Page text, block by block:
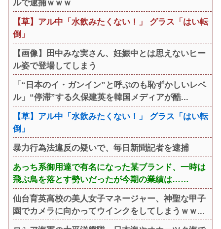
ルで逮捕ｗｗｗ
【草】アル中「水飲みたくない！」 グラス「はい転
倒」
【画像】田中みな実さん、妊娠中とは思えないヒー
ル姿で登場してしまう
「“日本のイ・ガンイン”と呼ぶのも恥ずかしいレベ
ル」“停滞”する久保建英を韓国メディアが酷...
【草】アル中「水飲みたくない！」 グラス「はい転
倒」
暴力行為法違反の疑いで、毎日新聞記者を逮捕
あっち系御用達で有名になった某ブランド、一時は
飛ぶ鳥を落とす勢いだったが今期の業績は……
仙台育英高校の美人女子マネージャー、神聖な甲子
園でカメラに向かってウインクをしてしまうｗｗ...